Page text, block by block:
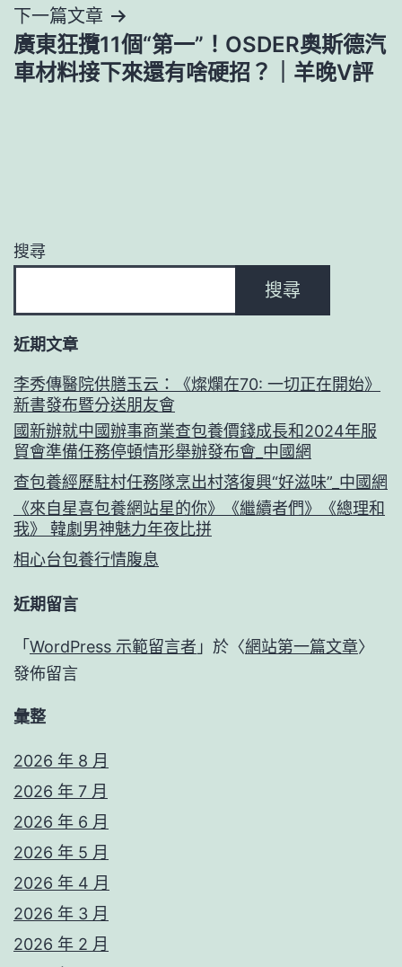
下一篇文章
廣東狂攬11個“第一”！OSDER奧斯德汽
車材料接下來還有啥硬招？｜羊晚V評
搜尋
搜尋
近期文章
李秀傳醫院供膳玉云：《燦爛在70: 一切正在開始》
新書發布暨分送朋友會
國新辦就中國辦事商業查包養價錢成長和2024年服
貿會準備任務停頓情形舉辦發布會_中國網
查包養經歷駐村任務隊烹出村落復興“好滋味”_中國網
《來自星喜包養網站星的你》《繼續者們》《總理和
我》 韓劇男神魅力年夜比拼
相心台包養行情腹息
近期留言
「 WordPress 示範留言者 」於〈網站第一篇文章〉
發佈留言
彙整
2026 年 8 月
2026 年 7 月
2026 年 6 月
2026 年 5 月
2026 年 4 月
2026 年 3 月
2026 年 2 月